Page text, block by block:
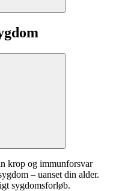
krop og immunforsvar
– uanset din alder.
sygdomsforløb.